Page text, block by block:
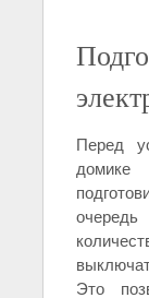
Перед
Это